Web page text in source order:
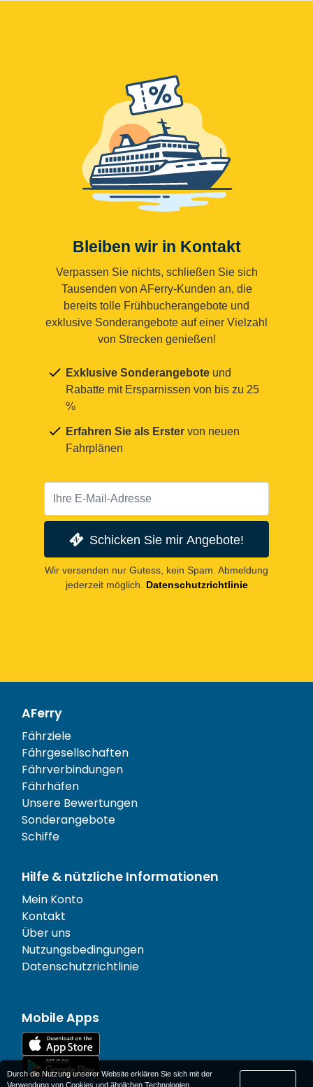
Bleiben wir in Kontakt
Verpassen Sie nichts, schließen Sie sich
Tausenden von AFerry-Kunden an, die
bereits tolle Frühbucherangebote und
exklusive Sonderangebote auf einer Vielzahl
von Strecken genießen!
Exklusive Sonderangebote und
Rabatte mit Ersparnissen von bis zu 25
%
Erfahren Sie als Erster von neuen
Fahrplänen
Schicken Sie mir Angebote!
Wir versenden nur Gutess, kein Spam. Abmeldung
jederzeit möglich.
Datenschutzrichtlinie
AFerry
Fährziele
Fährgesellschaften
Fährverbindungen
Fährhäfen
Unsere Bewertungen
Sonderangebote
Schiffe
Hilfe & nützliche Informationen
Mein Konto
Kontakt
Über uns
Nutzungsbedingungen
Datenschutzrichtlinie
Mobile Apps
Durch die Nutzung unserer Website erklären Sie sich mit der
Verwendung von Cookies und ähnlichen Technologien